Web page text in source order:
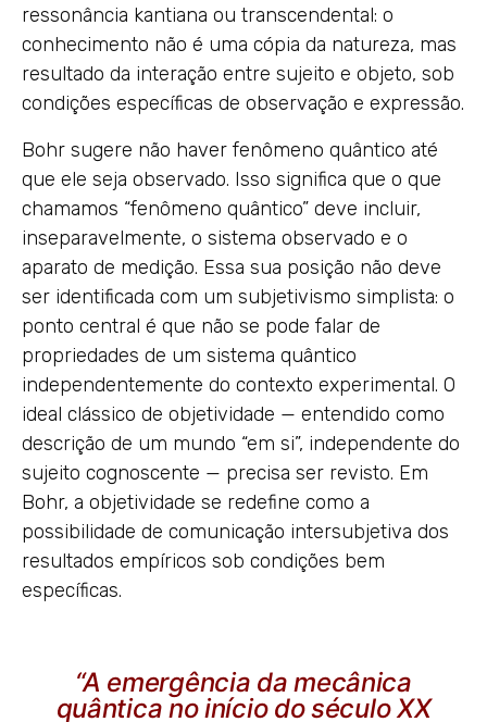
ressonância kantiana ou transcendental: o
conhecimento não é uma cópia da natureza, mas
resultado da interação entre sujeito e objeto, sob
condições específicas de observação e expressão.
Bohr sugere não haver fenômeno quântico até
que ele seja observado. Isso significa que o que
chamamos “fenômeno quântico” deve incluir,
inseparavelmente, o sistema observado e o
aparato de medição. Essa sua posição não deve
ser identificada com um subjetivismo simplista: o
ponto central é que não se pode falar de
propriedades de um sistema quântico
independentemente do contexto experimental. O
ideal clássico de objetividade — entendido como
descrição de um mundo “em si”, independente do
sujeito cognoscente — precisa ser revisto. Em
Bohr, a objetividade se redefine como a
possibilidade de comunicação intersubjetiva dos
resultados empíricos sob condições bem
específicas.
“A emergência da mecânica
quântica no início do século XX